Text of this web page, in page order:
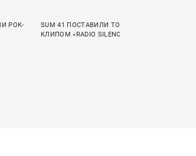
РОК-
SUM 41 ПОСТАВИЛИ ТОЧКУ В СВОЕЙ ИСТОРИИ
КЛИПОМ «RADIO SILENCE»